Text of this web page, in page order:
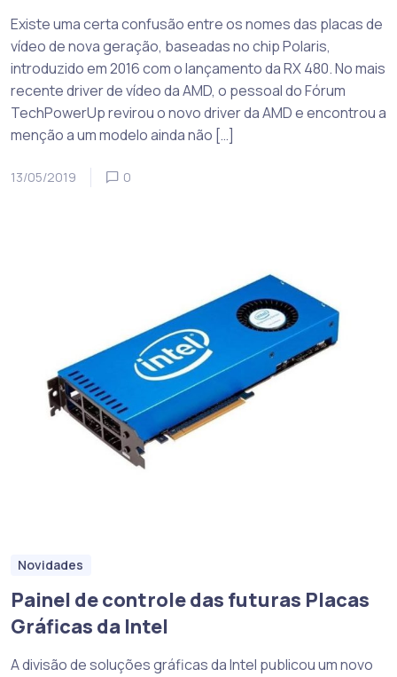
Existe uma certa confusão entre os nomes das placas de
vídeo de nova geração, baseadas no chip Polaris,
introduzido em 2016 com o lançamento da RX 480. No mais
recente driver de vídeo da AMD, o pessoal do Fórum
TechPowerUp revirou o novo driver da AMD e encontrou a
menção a um modelo ainda não […]
13/05/2019 0
Novidades
Painel de controle das futuras Placas
Gráficas da Intel
A divisão de soluções gráficas da Intel publicou um novo